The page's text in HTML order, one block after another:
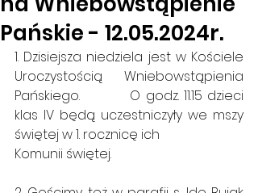
Pańskie - 12.05.2024r.
1. Dzisiejsza niedziela jest w Kościele
Uroczystością Wniebowstąpienia
Pańskiego.          O godz. 11.15 dzieci
klas IV będą uczestniczyły we mszy
świętej w 1. rocznicę ich
Komunii świętej.